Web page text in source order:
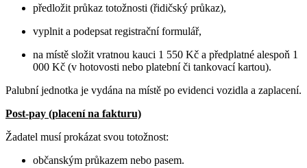
předložit průkaz totožnosti (řidičský průkaz),
vyplnit a podepsat registrační formulář,
na místě složit vratnou kauci 1 550 Kč a předplatné alespoň 1
000 Kč (v hotovosti nebo platební či tankovací kartou).
Palubní jednotka je vydána na místě po evidenci vozidla a zaplacení.
Post-pay (placení na fakturu)
Žadatel musí prokázat svou totožnost:
občanským průkazem nebo pasem.